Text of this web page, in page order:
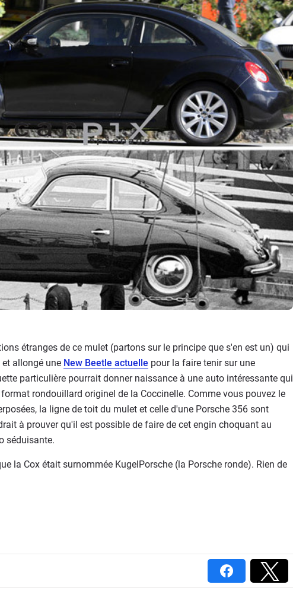
étranges de ce mulet (partons sur le principe que s'en est un) qui
allongé une New Beetle actuelle pour la faire tenir sur une
particulière pourrait donner naissance à une auto intéressante qui
rondouillard originel de la Coccinelle. Comme vous pouvez le
la ligne de toit du mulet et celle d'une Porsche 356 sont
à prouver qu'il est possible de faire de cet engin choquant au
séduisante.
la Cox était surnommée KugelPorsche (la Porsche ronde). Rien de